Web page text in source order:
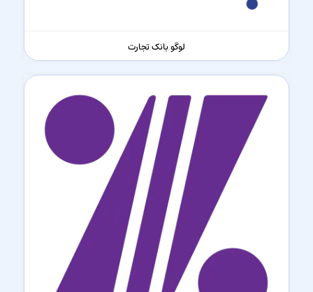
لوگو بانک تجارت